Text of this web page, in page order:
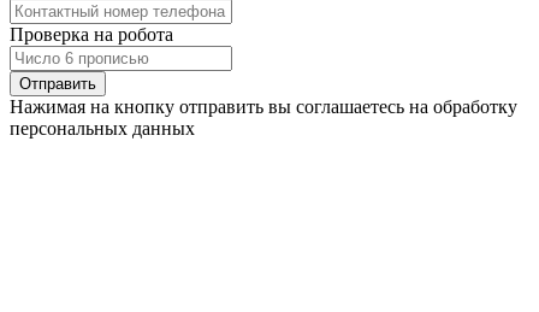
Проверка на робота
Нажимая на кнопку отправить вы соглашаетесь на обработку
персональных данных